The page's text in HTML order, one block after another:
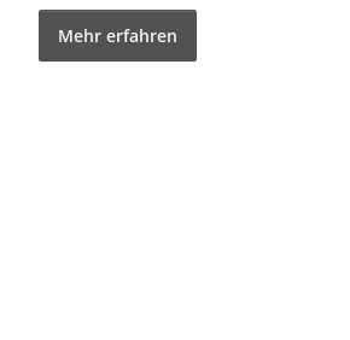
Mehr erfahren